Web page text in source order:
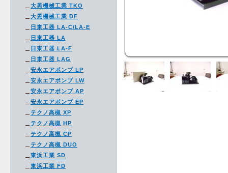
大晃機械工業 TKO
大晃機械工業 DF
日東工器 LA-C/LA-E
日東工器 LA
日東工器 LA-F
日東工器 LAG
安永エアポンプ LP
安永エアポンプ LW
安永エアポンプ AP
安永エアポンプ EP
テクノ高槻 XP
テクノ高槻 HP
テクノ高槻 CP
テクノ高槻 DUO
東浜工業 SD
東浜工業 FD